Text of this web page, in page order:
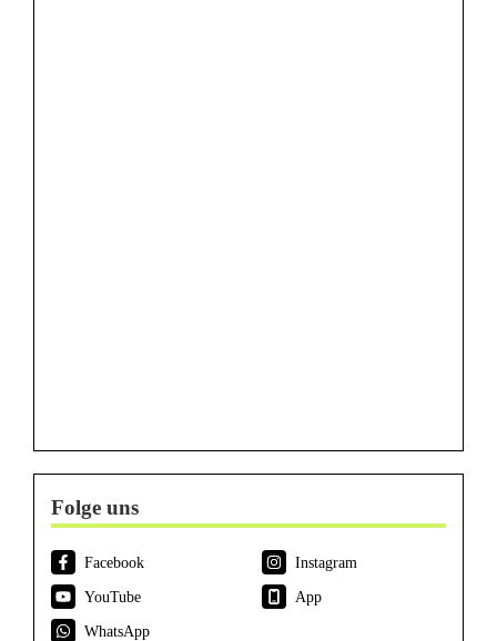
Folge uns
Facebook
Instagram
YouTube
App
WhatsApp